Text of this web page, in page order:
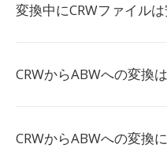
変換中にCRWファイル
CRWからABWへの変換
CRWからABWへの変換